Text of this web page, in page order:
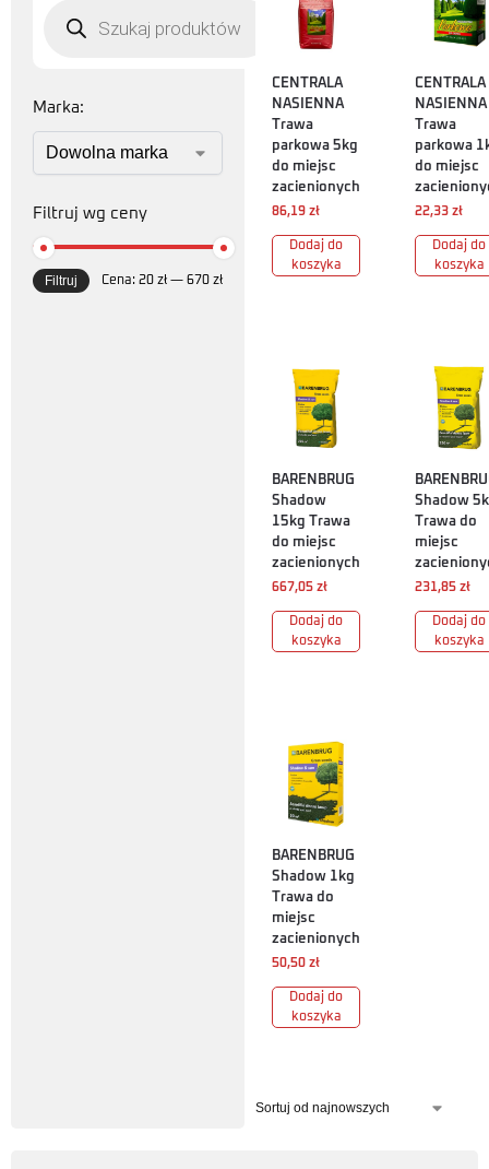
Marka:
Filtruj wg ceny
Filtruj Cena: 20 zł — 670 zł
CENTRALA
NASIENNA
Trawa
parkowa 5kg
do miejsc
zacienionych
86,19 zł
Dodaj do
koszyka
CENTRALA
NASIENNA
Trawa
parkowa
do miejsc
22,33 zł
Dodaj do
koszyka
BARENBRUG
Shadow
15kg Trawa
do miejsc
zacienionych
667,05 zł
Dodaj do
koszyka
Shadow
Trawa do
miejsc
231,85 zł
Dodaj do
koszyka
BARENBRUG
Shadow 1kg
Trawa do
miejsc
zacienionych
50,50 zł
Dodaj do
koszyka